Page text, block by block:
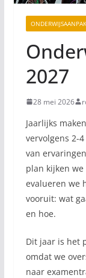
ONDERWIJSAANPAK
2027
28 mei 2026
Jaarlijks
vervolgens 2-
van
plan kijken
evalueren we
vooruit: wat
en hoe.
Dit jaar is het
omdat we
naar